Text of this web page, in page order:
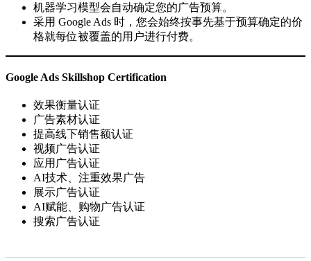
机器学习模型会自动确定您的广告预算。
采用 Google Ads 时，您会始终按事先基于预算确定的价
格就每位被覆盖的用户进行付费。
Google Ads Skillshop Certification
效果衡量认证
广告素材认证
提高线下销售额认证
视频广告认证
应用广告认证
AI技术、注重效果广告
展示广告认证
AI赋能、购物广告认证
搜索广告认证